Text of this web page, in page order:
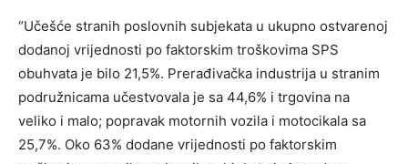
“Učešće stranih poslovnih subjekata u ukupno ostvarenoj
dodanoj vrijednosti po faktorskim troškovima SPS
obuhvata je bilo 21,5%. Prerađivačka industrija u stranim
podružnicama učestvovala je sa 44,6% i trgovina na
veliko i malo; popravak motornih vozila i motocikala sa
25,7%. Oko 63% dodane vrijednosti po faktorskim